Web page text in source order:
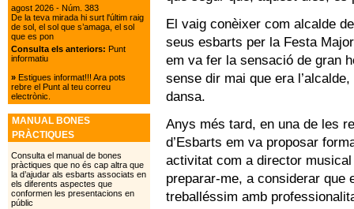
El vaig conèixer com alcalde
seus esbarts per la Festa
em va fer la sensació de gran
sense dir mai que era
dansa.
Anys més tard, en una de les
d’Esbarts em va proposar
activitat com a director
preparar-me, a considerar que
treballéssim amb
agost 2026 - Núm. 383
De la teva mirada hi surt l'últim raig
de sol, el sol que s’amaga, el sol
que es pon
Consulta els anteriors: Punt
informatiu
»Estigues informat!!! Ara pots
rebre el Punt al teu correu
electrònic.
MANUAL BONES
PRÀCTIQUES
Consulta el manual de bones
pràctiques que no és cap altra que
la d’ajudar als esbarts associats en
els diferents aspectes que
conformen les presentacions en
públic